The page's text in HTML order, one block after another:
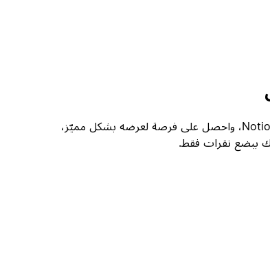
أرسل قالبك إلى معرض قوالب Notion، واحصل على فرصة لعرضه بشكل مميّز،
ببضع نقرات فقط.